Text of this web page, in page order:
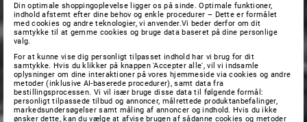
Din optimale shoppingoplevelse ligger os på sinde. Optimale funktioner,
indhold afstemt efter dine behov og enkle procedurer – Dette er formålet
med cookies og andre teknologier, vi anvender.Vi beder derfor om dit
samtykke til at gemme cookies og bruge data baseret på dine personlige
valg.
For at kunne vise dig personligt tilpasset indhold har vi brug for dit
samtykke. Hvis du klikker på knappen 'Accepter alle', vil vi indsamle
oplysninger om dine interaktioner på vores hjemmeside via cookies og andre
metoder (inklusive AI-baserede procedurer), samt data fra
bestillingsprocessen. Vi vil især bruge disse data til følgende formål:
personligt tilpassede tilbud og annoncer, målrettede produktanbefalinger,
markedsundersøgelser samt måling af annoncer og indhold. Hvis du ikke
ønsker dette, kan du vælge at afvise brugen af sådanne cookies og metoder